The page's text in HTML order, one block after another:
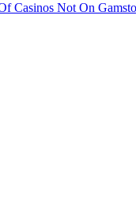
Casinos Not On